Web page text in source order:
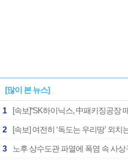
[많이 본 뉴스]
1 [속보]“SK하이닉스, 中패키징공장
2
3 노후 상수도관 파열에 폭염 속 사